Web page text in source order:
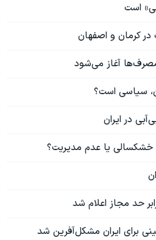
کرمان و اصفهان
آغاز می‌شود
سیاسی است؟
در ایران
خشکسالی یا عدم مدیریت؟
برای ایران مشکل‌آفرین شد